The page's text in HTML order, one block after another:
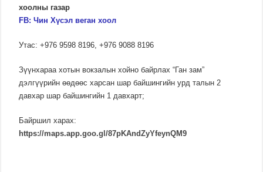
хоолны газар
FB:Чин Хүсэл веган хоол
Утас: +976 9598 8196, +976 9088 8196
Зүүнхараа хотын вокзалын хойно байрлах “Ган зам”
дэлгүүрийн өөдөөс харсан шар байшингийн урд талын 2
давхар шар байшингийн 1 давхарт;
Байршил харах:
https://maps.app.goo.gl/87pKAndZyYfeynQM9